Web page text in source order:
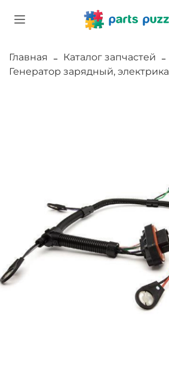
Главная
Каталог запчастей
Генератор зарядный, электрика